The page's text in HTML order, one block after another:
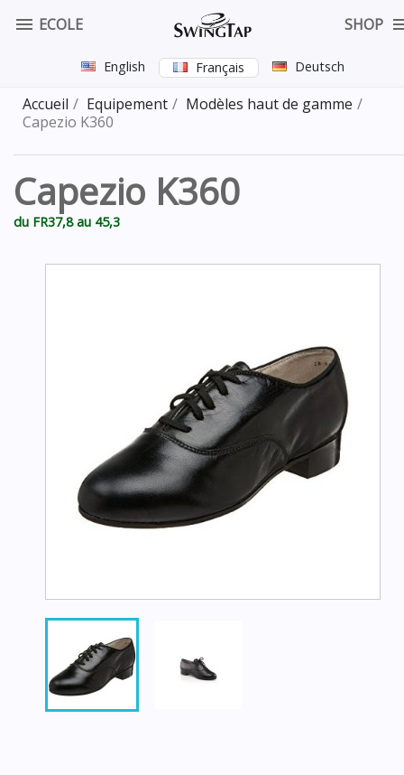
 ECOLE SHOP
English Français Deutsch
Accueil Equipement
Modèles haut de gamme
Capezio K360
Capezio K360
du FR37,8 au 45,3